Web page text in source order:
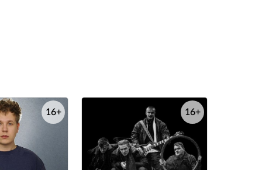
16+
е
16+